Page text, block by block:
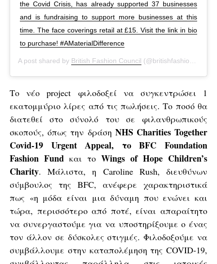
the Covid Crisis, has already supported 37 businesses
and is fundraising to support more businesses at this
time. The face coverings retail at £15. Visit the link in bio
to purchase! #AMaterialDifference
A post shared by British Fashion Council (@britishfashioncouncil) on
Το νέο project φιλοδοξεί να συγκεντρώσει 1
εκατομμύριο λίρες από τις πωλήσεις. Το ποσό θα
διατεθεί στο σύνολό του σε φιλανθρωπικούς
σκοπούς, όπως την δράση NHS Charities Together
Covid-19 Urgent Appeal, το BFC Foundation
Fashion Fund και το Wings of Hope Children’s
Charity. Μάλιστα, η Caroline Rush, διευθύνων
σύμβουλος της BFC, ανέφερε χαρακτηριστικά
πως «η μόδα είναι μια δύναμη που ενώνει και
τώρα, περισσότερο από ποτέ, είναι απαραίτητο
να συνεργαστούμε για να υποστηρίξουμε ο ένας
τον άλλον σε δύσκολες στιγμές. Φιλοδοξούμε να
συμβάλλουμε στην καταπολέμηση της COVID-19,